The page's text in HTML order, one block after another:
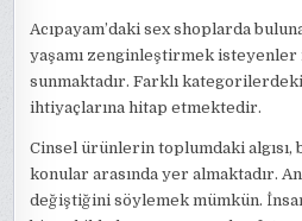
Acıpayam’daki sex shoplarda
yaşamı zenginleştirmek
sunmaktadır. Farklı
ihtiyaçlarına hitap etmektedir.
Cinsel ürünlerin toplumdaki
konular arasında yer almaktadır.
değiştiğini söylemek mümkün.